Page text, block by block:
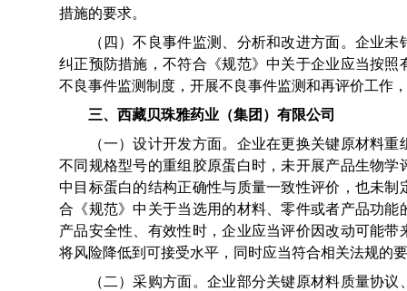
措施的要求。
（四）不良事件监测、分析和改进方面。企业未
纠正预防措施，不符合《规范》中关于企业应当按照
不良事件监测制度，开展不良事件监测和再评价工作
三、西藏贝珠雅药业（集团）有限公司
（一）设计开发方面。企业在更换关键原材料重
不同规格型号的重组胶原蛋白时，未开展产品生物学
中目标蛋白的结构正确性与质量一致性评价，也未制
合《规范》中关于当选用的材料、零件或者产品功能
产品安全性、有效性时，企业应当评价因改动可能带
将风险降低到可接受水平，同时应当符合相关法规的
（二）采购方面。企业部分关键原材料质量协议